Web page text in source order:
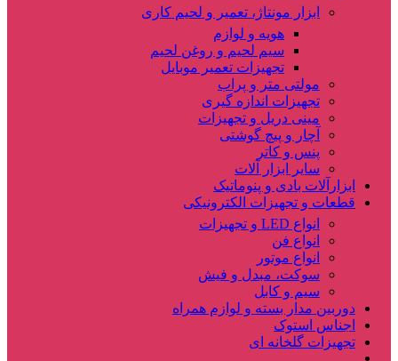
ابزار مونتاژ، تعمیر و لحیم کاری
هویه و لوازم
سیم لحیم و روغن لحیم
تجهیزات تعمیر موبایل
مولتی متر و پراب
تجهیزات اندازه گیری
مینی دریل و تجهیزات
آچار و پیچ گوشتی
پنس و کاتر
سایر ابزار آلات
ابزارآلات بادی و پنوماتیک
قطعات و تجهیزات الکترونیکی
انواع LED و تجهیزات
انواع فن
انواع موتور
سوکت، مبدل و فیش
سیم و کابل
دوربین مدار بسته و لوازم همراه
اجناس استوک
تجهیزات گلخانه ای